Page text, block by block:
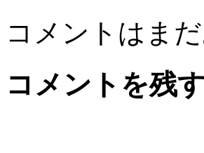
コメントはま
コメントを残す